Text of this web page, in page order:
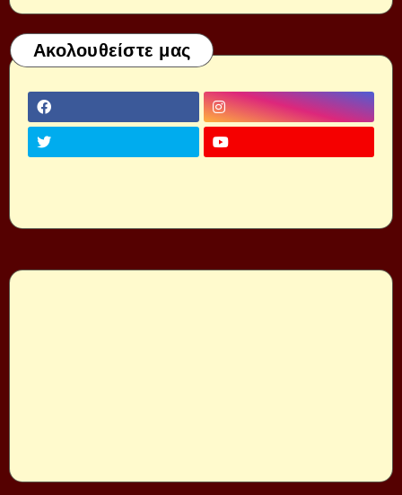
Ακολουθείστε μας